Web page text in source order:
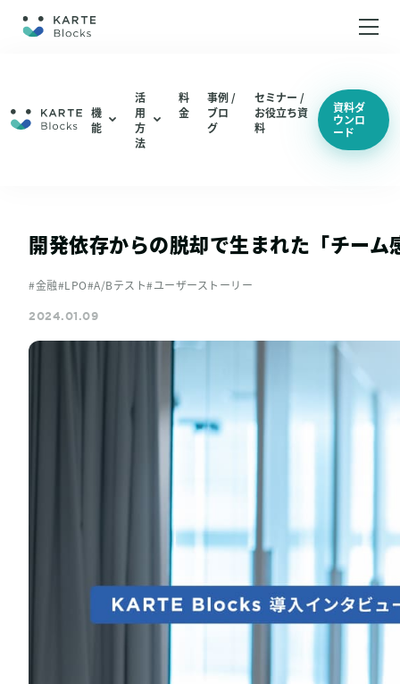
機能
機能一覧
セミナー / お役立ち資料
機
能
編集・配信
活
用
方
法
ABテスト（仮説検証 / UIUX改善）
総合通販 / EC
コスメ / 美容
料
金
事例 /
ブロ
グ
セミナー /
お役立ち資
料
資料ダ
ウンロ
ード
開発依存からの脱却で生まれた「チー
#金融#LPO#A/Bテスト#ユーザーストーリー
2024.01.09